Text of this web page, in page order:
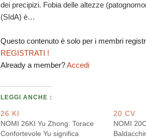
dei precipizi. Fobia delle altezze
(SIdA) è…
Questo contenuto è solo per i membri
REGISTRATI !
Already a member?Accedi
LEGGI ANCHE :
26 KI
NOMI 26KI Yu Zhong: Torace
Confortevole Yu significa
20 CV
NOMI